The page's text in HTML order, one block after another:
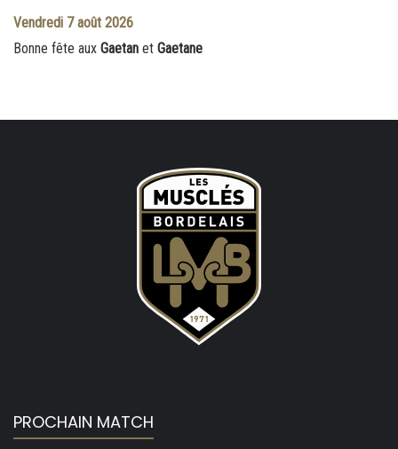
Vendredi 7 août 2026
Bonne fête aux Gaetan et Gaetane
PROCHAIN MATCH